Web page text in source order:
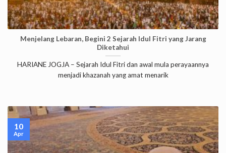
Menjelang Lebaran, Begini 2 Sejarah Idul Fitri yang Jarang
Diketahui
HARIANE JOGJA – Sejarah Idul Fitri dan awal mula perayaannya
menjadi khazanah yang amat menarik
10
Apr